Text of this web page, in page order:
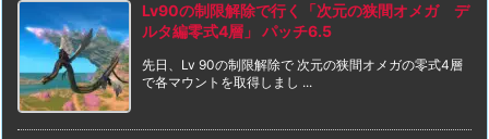
Lv90の制限解除で行く「次元の狭間オメガ デ
ルタ編零式4層」 パッチ6.5
先日、Lv 90の制限解除で 次元の狭間オメガの零式4層
で各マウントを取得しまし ...